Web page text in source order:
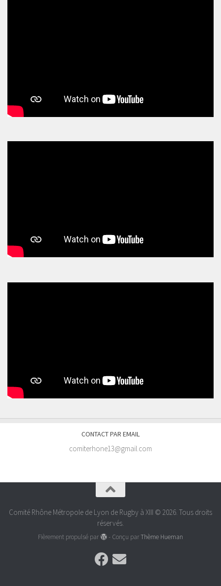
CONTACT PAR EMAIL
comiterhone13@gmail.com
Comité Rhône Métropole de Lyon de Rugby à XIII © 2026. Tous droits
réservés.
Fièrement propulsé par - Conçu parThème Hueman